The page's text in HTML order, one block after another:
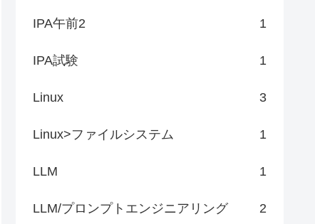
IPA午前2 1
IPA試験 1
Linux 3
Linux>ファイルシステム 1
LLM 1
LLM/プロンプトエンジニアリング 2